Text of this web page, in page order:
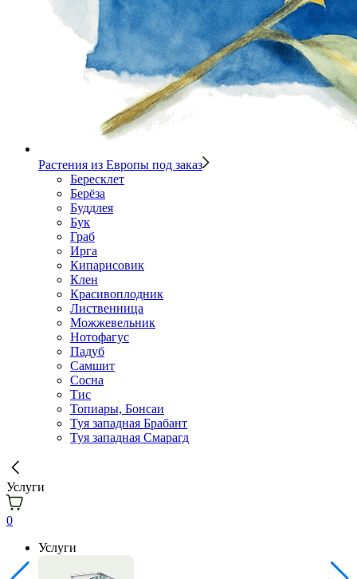
Растения из Европы под заказ
Бересклет
Берёза
Буддлея
Бук
Граб
Ирга
Кипарисовик
Клен
Красивоплодник
Лиственница
Можжевельник
Нотофагус
Падуб
Самшит
Сосна
Тис
Топиары, Бонсаи
Туя западная Брабант
Туя западная Смарагд
Услуги
0
Услуги